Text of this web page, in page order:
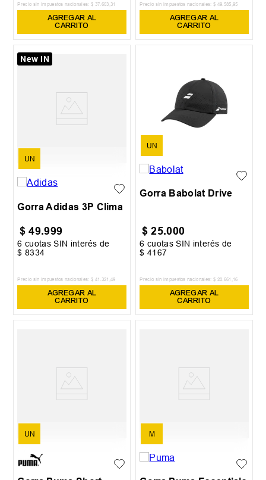
Precio sin impuestos nacionales: $ 37 603 31
AGREGAR AL
CARRITO
Precio sin impuestos nacionales: $ 49 585 95
AGREGAR AL
CARRITO
New IN
UN
Gorra Adidas 3P Clima
$ 49.999
6 cuotas SIN interés de
$ 8334
Precio sin impuestos nacionales: $ 41 321 49
AGREGAR AL
CARRITO
UN
Gorra Babolat Drive
$ 25.000
6 cuotas SIN interés de
$ 4167
Precio sin impuestos nacionales: $ 20 661 16
AGREGAR AL
CARRITO
UN M